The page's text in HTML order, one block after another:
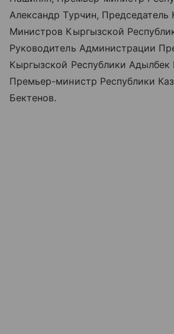
Александр Турчин, Председатель
Министров Кыргызской
Руководитель Администрации
Кыргызской Республики
Премьер-министр Республики
Бектенов.